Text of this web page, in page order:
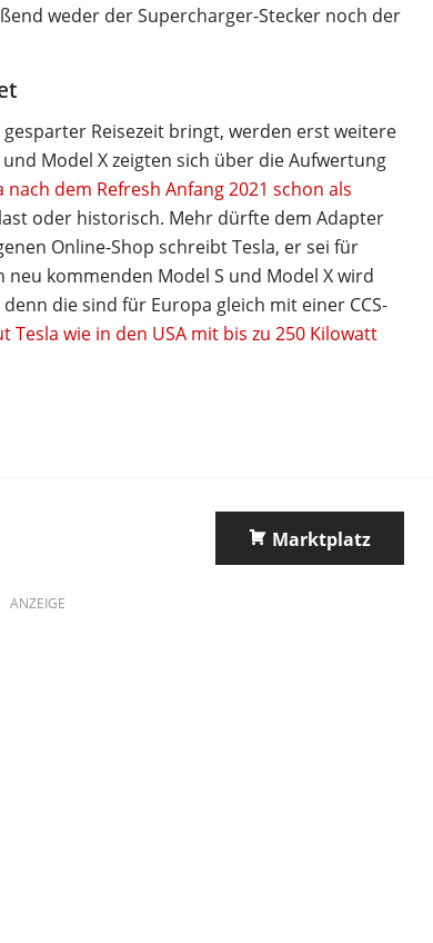
weder der Supercharger-Stecker noch der
Reisezeit bringt, werden erst weitere
Model X zeigten sich über die Aufwertung
nach dem Refresh Anfang 2021 schon als
oder historisch. Mehr dürfte dem Adapter
Online-Shop schreibt Tesla, er sei für
neu kommenden Model S und Model X wird
die sind für Europa gleich mit einer CCS-
Tesla wie in den USA mit bis zu 250 Kilowatt
Marktplatz
ANZEIGE